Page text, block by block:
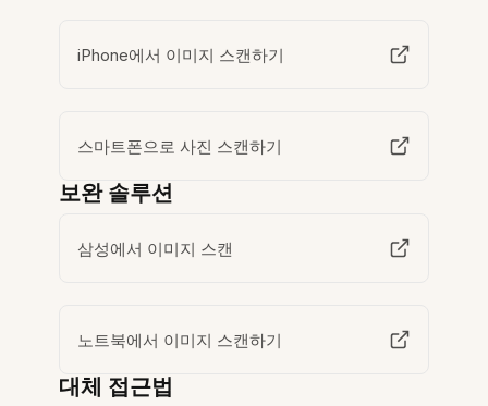
iPhone에서 이미지 스캔하기
스마트폰으로 사진 스캔하기
보완 솔루션
삼성에서 이미지 스캔
노트북에서 이미지 스캔하기
대체 접근법